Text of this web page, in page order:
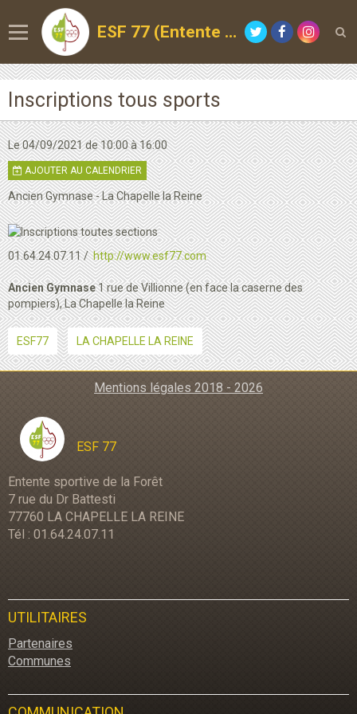
ESF 77 (Entente Sportive de la Forêt)
Inscriptions tous sports
Le 04/09/2021de 10:00à 16:00
AJOUTER AU CALENDRIER
Ancien Gymnase - La Chapelle la Reine
01.64.24.07.11 http://www.esf77.com
Ancien Gymnase1 rue de Villionne (en face la caserne des
pompiers), La Chapelle la Reine
ESF77 LA CHAPELLE LA REINE
Mentions légales 2018 - 2026
ESF 77
Entente sportive de la Forêt
7 rue du Dr Battesti
77760 LA CHAPELLE LA REINE
Tél : 01.64.24.07.11
UTILITAIRES
Partenaires
Communes